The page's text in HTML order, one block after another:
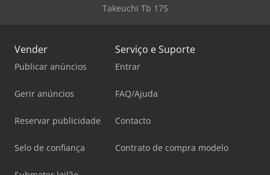
Takeuchi Tb 175
Vender
Publicar anúncios
Gerir anúncios
Reservar publicidade
Selo de confiança
Serviço e Suporte
Entrar
FAQ/Ajuda
Contacto
Contrato de compra modelo